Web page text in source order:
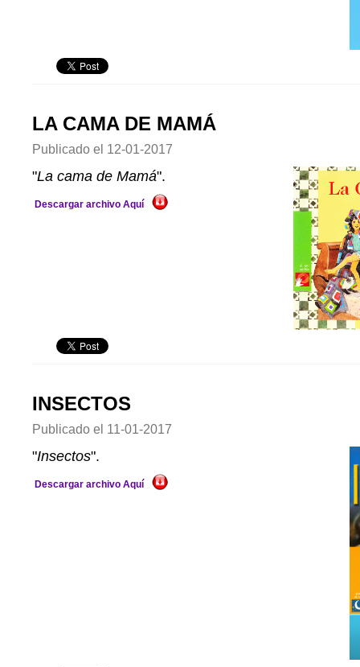
LA CAMA DE MAMÁ
Publicado el 12-01-2017
"La cama de Mamá".
Descargar archivo Aquí
INSECTOS
Publicado el 11-01-2017
"Insectos".
Descargar archivo Aquí